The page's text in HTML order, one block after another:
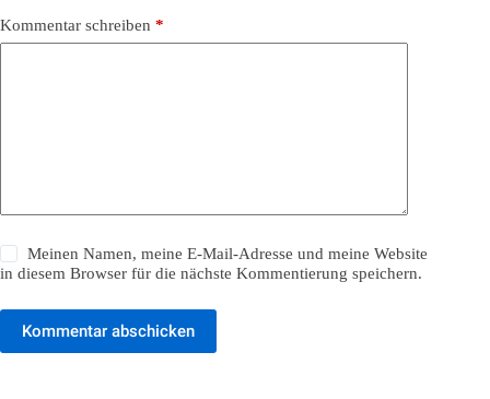
Kommentar schreiben *
Meinen Namen, meine E-Mail-Adresse und meine Website
in diesem Browser für die nächste Kommentierung speichern.
Kommentar abschicken